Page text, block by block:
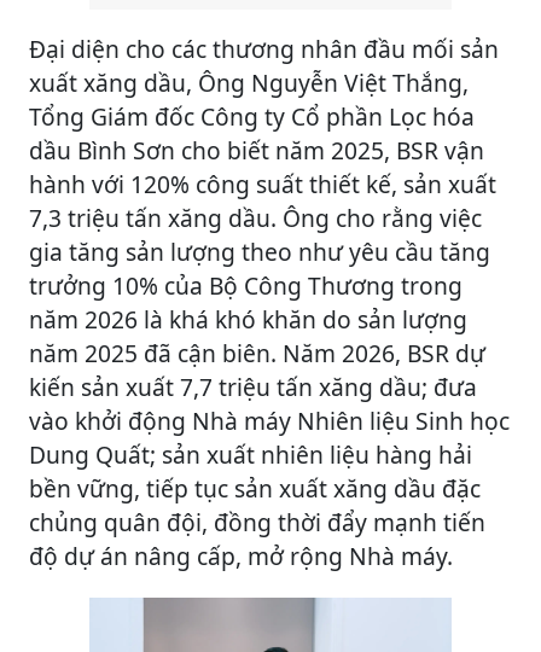
Đại diện cho các thương nhân đầu mối sản
xuất xăng dầu, Ông Nguyễn Việt Thắng,
Tổng Giám đốc Công ty Cổ phần Lọc hóa
dầu Bình Sơn cho biết năm 2025, BSR vận
hành với 120% công suất thiết kế, sản xuất
7,3 triệu tấn xăng dầu. Ông cho rằng việc
gia tăng sản lượng theo như yêu cầu tăng
trưởng 10% của Bộ Công Thương trong
năm 2026 là khá khó khăn do sản lượng
năm 2025 đã cận biên. Năm 2026, BSR dự
kiến sản xuất 7,7 triệu tấn xăng dầu; đưa
vào khởi động Nhà máy Nhiên liệu Sinh học
Dung Quất; sản xuất nhiên liệu hàng hải
bền vững, tiếp tục sản xuất xăng dầu đặc
chủng quân đội, đồng thời đẩy mạnh tiến
độ dự án nâng cấp, mở rộng Nhà máy.